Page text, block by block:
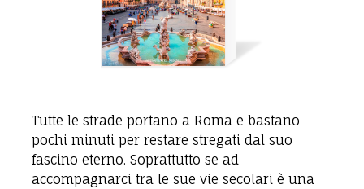
Tutte le strade portano a Roma e bastano
pochi minuti per restare stregati dal suo
fascino eterno. Soprattutto se ad
accompagnarci tra le sue vie secolari è una